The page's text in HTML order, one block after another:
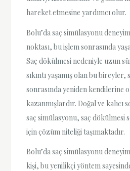
hareket etmesine yardımcı olur.
Bolu’da saç simülasyonu
noktası, bu işlem sonrasında
Saç dökülmesi nedeniyle uzun
sıkıntı yaşamış olan bu bireyler,
sonrasında yeniden kendilerine
kazanmışlardır. Doğal ve kalıcı
saç simülasyonu, saç dökülmesi
için çözüm niteliği taşımaktadır.
Bolu’da saç simülasyonu
kişi, bu yenilikçi yöntem